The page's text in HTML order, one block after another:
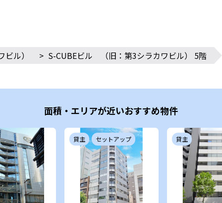
ル） > S-CUBEビル （旧：第3シラカワビル） 5階
面積・エリアが近いおすすめ物件
貸主 セットアップ 貸主